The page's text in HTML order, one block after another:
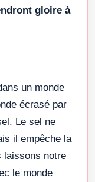
gloire à
un monde
écrasé par
Le sel ne
il empêche la
laissons notre
le monde